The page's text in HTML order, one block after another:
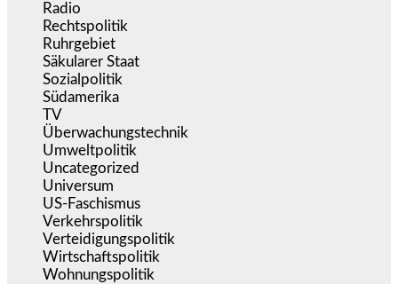
Radio
Rechtspolitik
Ruhrgebiet
Säkularer Staat
Sozialpolitik
Südamerika
TV
Überwachungstechnik
Umweltpolitik
Uncategorized
Universum
US-Faschismus
Verkehrspolitik
Verteidigungspolitik
Wirtschaftspolitik
Wohnungspolitik